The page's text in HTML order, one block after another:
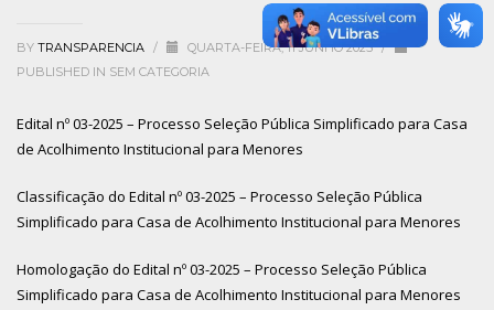
BY TRANSPARENCIA / QUARTA-FEIRA, 11 JUNHO 2025 /
PUBLISHED IN SEM CATEGORIA
Edital nº 03-2025 – Processo Seleção Pública Simplificado para Casa
de Acolhimento Institucional para Menores
Classificação do Edital nº 03-2025 – Processo Seleção Pública
Simplificado para Casa de Acolhimento Institucional para Menores
Homologação do Edital nº 03-2025 – Processo Seleção Pública
Simplificado para Casa de Acolhimento Institucional para Menores